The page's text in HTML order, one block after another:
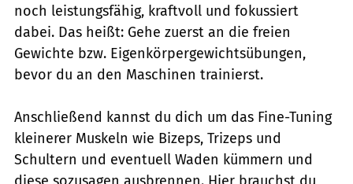
noch leistungsfähig, kraftvoll und fokussiert
dabei. Das heißt: Gehe zuerst an die freien
Gewichte bzw. Eigenkörpergewichtsübungen,
bevor du an den Maschinen trainierst.
Anschließend kannst du dich um das Fine-Tuning
kleinerer Muskeln wie Bizeps, Trizeps und
Schultern und eventuell Waden kümmern und